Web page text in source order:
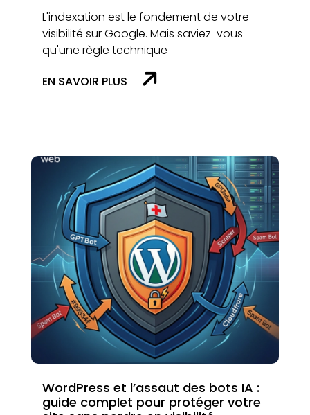
L'indexation est le fondement de votre
visibilité sur Google. Mais saviez-vous
qu'une règle technique
EN SAVOIR PLUS
WordPress et l’assaut des bots IA :
guide complet pour protéger votre